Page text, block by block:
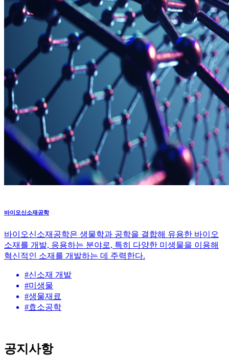
바이오신소재공학
바이오신소재공학은 생물학과 공학을 결합해 유용한 바이오
소재를 개발, 응용하는 분야로, 특히 다양한 미생물을 이용해
혁신적인 소재를 개발하는 데 주력한다.
#신소재 개발
#미생물
#생물재료
#효소공학
공지사항